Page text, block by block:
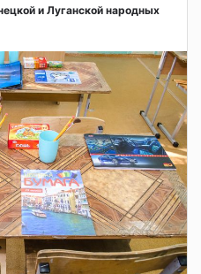
и Луганской народных